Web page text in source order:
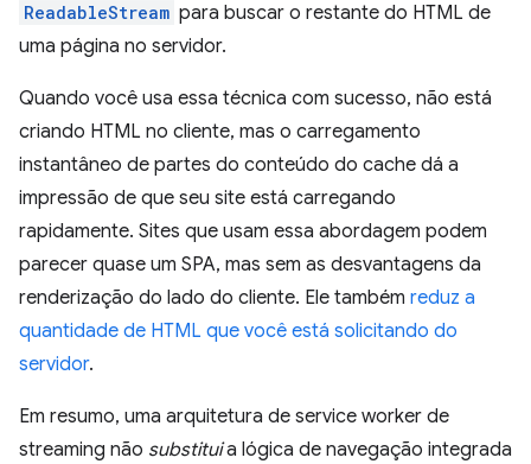
ReadableStream para buscar o restante do HTML de
uma página no servidor.
Quando você usa essa técnica com sucesso, não está
criando HTML no cliente, mas o carregamento
instantâneo de partes do conteúdo do cache dá a
impressão de que seu site está carregando
rapidamente. Sites que usam essa abordagem podem
parecer quase um SPA, mas sem as desvantagens da
renderização do lado do cliente. Ele também reduz a
quantidade de HTML que você está solicitando do
servidor.
Em resumo, uma arquitetura de service worker de
streaming não substituia lógica de navegação integrada